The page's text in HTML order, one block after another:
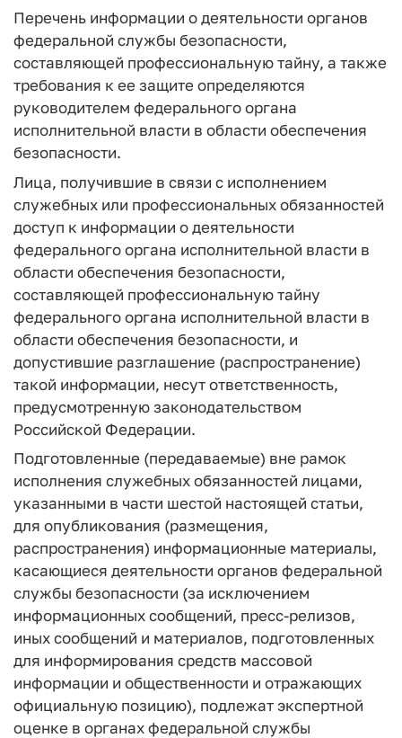
Перечень информации о деятельности органов
федеральной службы безопасности,
составляющей профессиональную тайну, а также
требования к ее защите определяются
руководителем федерального органа
исполнительной власти в области обеспечения
безопасности.
Лица, получившие в связи с исполнением
служебных или профессиональных обязанностей
доступ к информации о деятельности
федерального органа исполнительной власти в
области обеспечения безопасности,
составляющей профессиональную тайну
федерального органа исполнительной власти в
области обеспечения безопасности, и
допустившие разглашение (распространение)
такой информации, несут ответственность,
предусмотренную законодательством
Российской Федерации.
Подготовленные (передаваемые) вне рамок
исполнения служебных обязанностей лицами,
указанными в части шестой настоящей статьи,
для опубликования (размещения,
распространения) информационные материалы,
касающиеся деятельности органов федеральной
службы безопасности (за исключением
информационных сообщений, пресс-релизов,
иных сообщений и материалов, подготовленных
для информирования средств массовой
информации и общественности и отражающих
официальную позицию), подлежат экспертной
оценке в органах федеральной службы